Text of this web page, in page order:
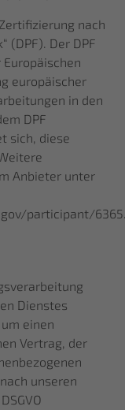
nach
(DPF). Der DPF
europäischer
in den
DPF
sich, diese
Anbieter unter
participant/6365
Dienstes
einen
Vertrag, der
unseren